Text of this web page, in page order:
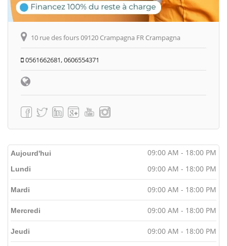
10 rue des fours 09120 Crampagna FR Crampagna
0561662681, 0606554371
Aujourd'hui 09:00 AM - 18:00 PM
Lundi 09:00 AM - 18:00 PM
Mardi 09:00 AM - 18:00 PM
Mercredi 09:00 AM - 18:00 PM
Jeudi 09:00 AM - 18:00 PM